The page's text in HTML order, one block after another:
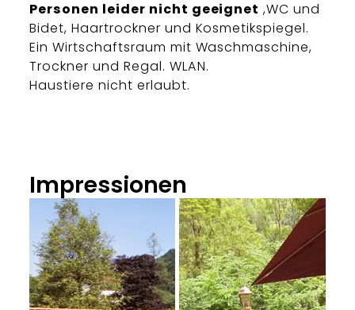
Personen leider nicht geeignet ,WC und
Bidet, Haartrockner und Kosmetikspiegel.
Ein Wirtschaftsraum mit Waschmaschine,
Trockner und Regal. WLAN.
Haustiere nicht erlaubt.
Impressionen